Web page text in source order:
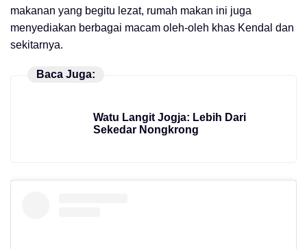
makanan yang begitu lezat, rumah makan ini juga
menyediakan berbagai macam oleh-oleh khas Kendal dan
sekitarnya.
Baca Juga:
Watu Langit Jogja: Lebih Dari
Sekedar Nongkrong